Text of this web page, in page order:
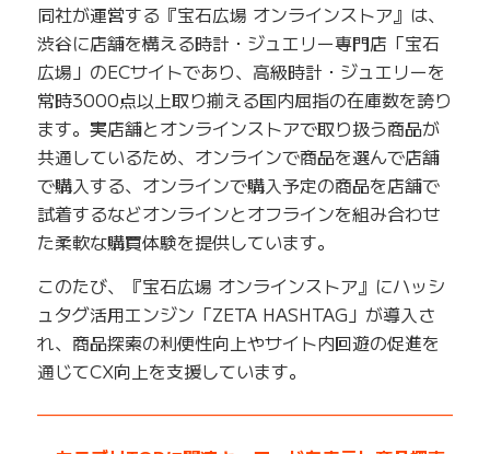
同社が運営する『宝石広場 オンラインストア』は、
渋谷に店舗を構える時計・ジュエリー専門店「宝石
広場」のECサイトであり、高級時計・ジュエリーを
常時3000点以上取り揃える国内屈指の在庫数を誇り
ます。実店舗とオンラインストアで取り扱う商品が
共通しているため、オンラインで商品を選んで店舗
で購入する、オンラインで購入予定の商品を店舗で
試着するなどオンラインとオフラインを組み合わせ
た柔軟な購買体験を提供しています。
このたび、『宝石広場 オンラインストア』にハッシ
ュタグ活用エンジン「ZETA HASHTAG」が導入さ
れ、商品探索の利便性向上やサイト内回遊の促進を
通じてCX向上を支援しています。